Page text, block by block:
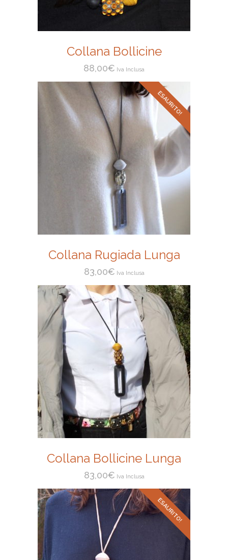
Collana Bollicine
88,00€ Iva Inclusa
ESAURITO!
Collana Rugiada Lunga
83,00€ Iva Inclusa
Collana Bollicine Lunga
83,00€ Iva Inclusa
ESAURITO!